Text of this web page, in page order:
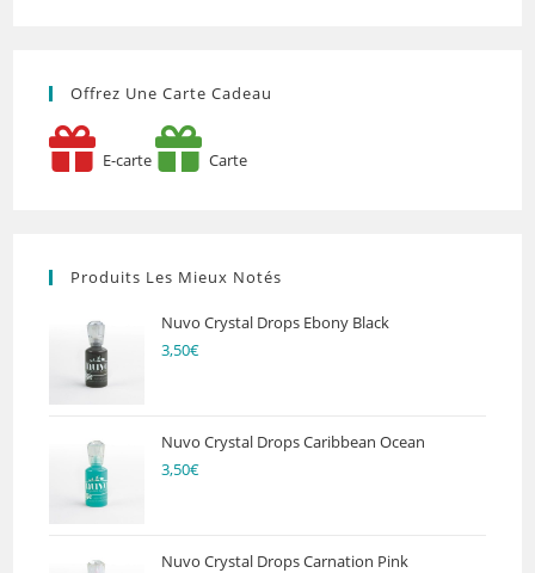
Offrez Une Carte Cadeau
E-carte Carte
Produits Les Mieux Notés
Nuvo Crystal Drops Ebony Black
3,50€
Nuvo Crystal Drops Caribbean Ocean
3,50€
Nuvo Crystal Drops Carnation Pink